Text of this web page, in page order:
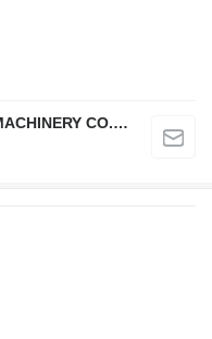
HEFEI DINGTAO CONSTRUCTION MACHINERY CO., LIMITED